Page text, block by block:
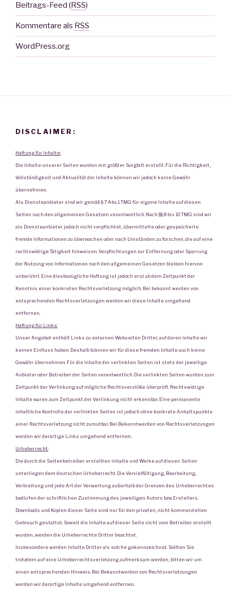
Beitrags-Feed (RSS)
Kommentare als RSS
WordPress.org
DISCLAIMER:
Haftung für Inhalte:
Die Inhalte unserer Seiten wurden mit größter Sorgfalt erstellt. Für die Richtigkeit,
Vollständigkeit und Aktualität der Inhalte können wir jedoch keine Gewähr
übernehmen.
Als Diensteanbieter sind wir gemäß § 7 Abs.1 TMG für eigene Inhalte auf diesen
Seiten nach den allgemeinen Gesetzen verantwortlich. Nach §§ 8 bis 10 TMG sind wir
als Diensteanbieter jedoch nicht verpflichtet, übermittelte oder gespeicherte
fremde Informationen zu überwachen oder nach Umständen zu forschen, die auf eine
rechtswidrige Tätigkeit hinweisen. Verpflichtungen zur Entfernung oder Sperrung
der Nutzung von Informationen nach den allgemeinen Gesetzen bleiben hiervon
unberührt. Eine diesbezügliche Haftung ist jedoch erst ab dem Zeitpunkt der
Kenntnis einer konkreten Rechtsverletzung möglich. Bei bekannt werden von
entsprechenden Rechtsverletzungen werden wir diese Inhalte umgehend
entfernen.
Haftung für Links:
Unser Angebot enthält Links zu externen Webseiten Dritter, auf deren Inhalte wir
keinen Einfluss haben. Deshalb können wir für diese fremden Inhalte auch keine
Gewähr übernehmen. Für die Inhalte der verlinkten Seiten ist stets der jeweilige
Anbieter oder Betreiber der Seiten verantwortlich. Die verlinkten Seiten wurden zum
Zeitpunkt der Verlinkung auf mögliche Rechtsverstöße überprüft. Rechtswidrige
Inhalte waren zum Zeitpunkt der Verlinkung nicht erkennbar. Eine permanente
inhaltliche Kontrolle der verlinkten Seiten ist jedoch ohne konkrete Anhaltspunkte
einer Rechtsverletzung nicht zumutbar. Bei Bekanntwerden von Rechtsverletzungen
werden wir derartige Links umgehend entfernen.
Urheberrecht:
Die durch die Seitenbetreiber erstellten Inhalte und Werke auf diesen Seiten
unterliegen dem deutschen Urheberrecht. Die Vervielfältigung, Bearbeitung,
Verbreitung und jede Art der Verwertung außerhalb der Grenzen des Urheberrechtes
bedürfen der schriftlichen Zustimmung des jeweiligen Autors bzw. Erstellers.
Downloads und Kopien dieser Seite sind nur für den privaten, nicht kommerziellen
Gebrauch gestattet. Soweit die Inhalte auf dieser Seite nicht vom Betreiber erstellt
wurden, werden die Urheberrechte Dritter beachtet.
Insbesondere werden Inhalte Dritter als solche gekennzeichnet. Sollten Sie
trotzdem auf eine Urheberrechtsverletzung aufmerksam werden, bitten wir um
einen entsprechenden Hinweis. Bei Bekanntwerden von Rechtsverletzungen
werden wir derartige Inhalte umgehend entfernen.